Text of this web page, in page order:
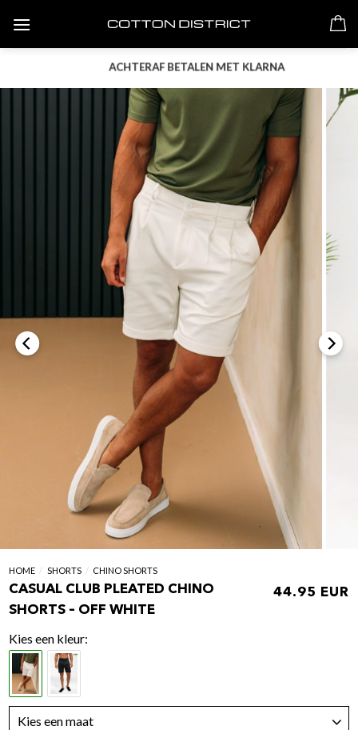
content
ACHTERAF BETALEN MET KLARNA
HOME / SHORTS / CHINO SHORTS
CASUAL CLUB PLEATED CHINO
SHORTS – OFF WHITE
44.95
kleur
Kies een maat